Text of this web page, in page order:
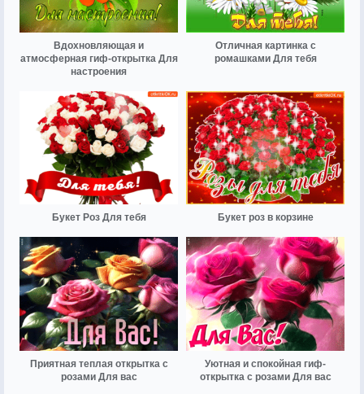
Вдохновляющая и
атмосферная гиф-открытка Для
настроения
Отличная картинка с
ромашками Для тебя
Букет Роз Для тебя Букет роз в корзине
Приятная теплая открытка с
розами Для вас
Уютная и спокойная гиф-
открытка с розами Для вас